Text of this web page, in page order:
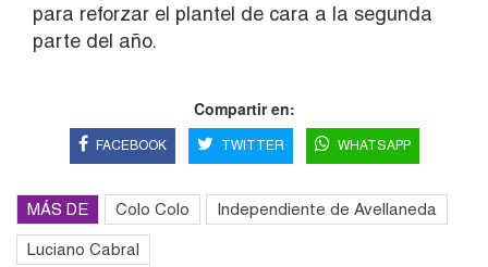
para reforzar el plantel de cara a la segunda
parte del año.
Compartir en:
FACEBOOK TWITTER WHATSAPP
MÁS DE Colo Colo Independiente de Avellaneda
Luciano Cabral